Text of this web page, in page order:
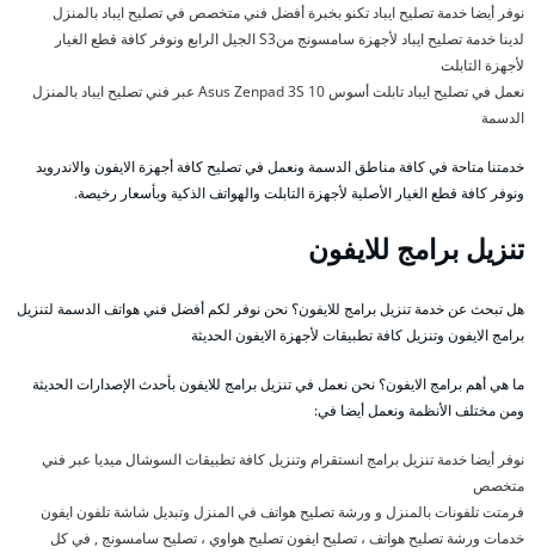
نوفر أيضا خدمة تصليح ايباد تكنو بخبرة أفضل فني متخصص في تصليح ايباد بالمنزل
لدينا خدمة تصليح ايباد لأجهزة سامسونج منS3 الجيل الرابع ونوفر كافة قطع الغيار
لأجهزة التابلت
نعمل في تصليح ايباد تابلت أسوس Asus Zenpad 3S 10 عبر فني تصليح ايباد بالمنزل
الدسمة
خدمتنا متاحة في كافة مناطق الدسمة ونعمل في تصليح كافة أجهزة الايفون والاندرويد
ونوفر كافة قطع الغيار الأصلية لأجهزة التابلت والهواتف الذكية وبأسعار رخيصة.
تنزيل برامج للايفون
هل تبحث عن خدمة تنزيل برامج للايفون؟ نحن نوفر لكم أفضل فني هواتف الدسمة لتنزيل
برامج الايفون وتنزيل كافة تطبيقات لأجهزة الايفون الحديثة
ما هي أهم برامج الايفون؟ نحن نعمل في تنزيل برامج للايفون بأحدث الإصدارات الحديثة
ومن مختلف الأنظمة ونعمل أيضا في:
نوفر أيضا خدمة تنزيل برامج انستقرام وتنزيل كافة تطبيقات السوشال ميديا عبر فني
متخصص
فرمتت تلفونات بالمنزل و ورشة تصليح هواتف في المنزل وتبديل شاشة تلفون ايفون
خدمات ورشة تصليح هواتف ، تصليح ايفون تصليح هواوي ، تصليح سامسونج , في كل